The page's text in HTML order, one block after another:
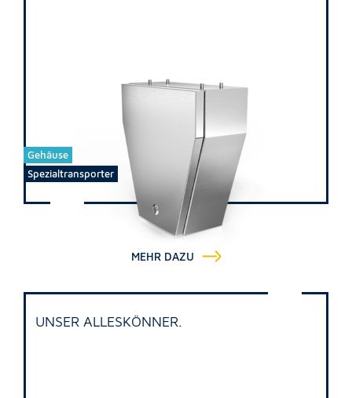
Gehäuse
Spezialtransporter
MEHR DAZU
UNSER ALLESKÖNNER.